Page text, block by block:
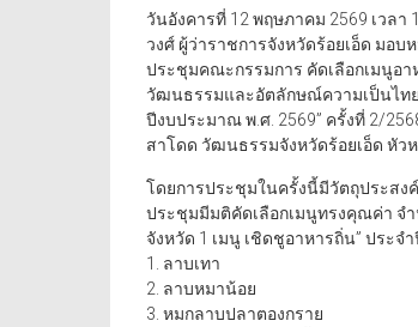
วันอังคารที่ 12 พฤษภาคม 2569 เวล
วงศ์ ผู้ว่าราชการจังหวัดร้อยเอ็ด มอ
ประชุมคณะกรรมการ คัดเลือกเมนูอ
วัฒนธรรมและอัตลักษณ์ความเป็นไทย
ปีงบประมาณ พ.ศ. 2569” ครั้งที่ 2/
สาโดด วัฒนธรรมจังหวัดร้อยเอ็ด หัว
โดยการประชุมในครั้งนี้มีวัตถุประส
ประชุมมีมติคัดเลือกเมนูทรงคุณค่า จำ
จังหวัด 1 เมนู เชิดชูอาหารถิ่น” ประจ
1. ลาบเทา
2. ลาบหมาน้อย
3. หมกลาบปลาตองกราย